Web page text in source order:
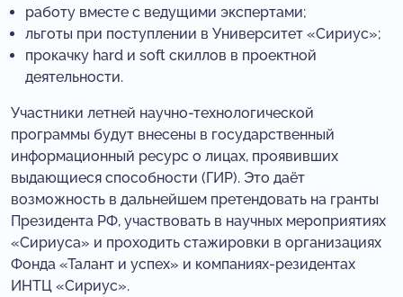
работу вместе с ведущими экспертами;
льготы при поступлении в Университет «Сириус»;
прокачку hard и soft скиллов в проектной
деятельности.
Участники летней научно-технологической
программы будут внесены в государственный
информационный ресурс о лицах, проявивших
выдающиеся способности (ГИР). Это даёт
возможность в дальнейшем претендовать на гранты
Президента РФ, участвовать в научных мероприятиях
«Сириуса» и проходить стажировки в организациях
Фонда «Талант и успех» и компаниях-резидентах
ИНТЦ «Сириус».